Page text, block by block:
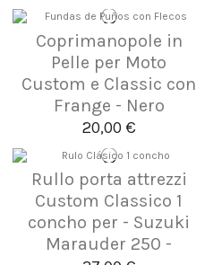
Coprimanopole in
Pelle per Moto
Custom e Classic con
Frange - Nero
20,00 €
Rullo porta attrezzi
Custom Classico 1
concho per - Suzuki
Marauder 250 -